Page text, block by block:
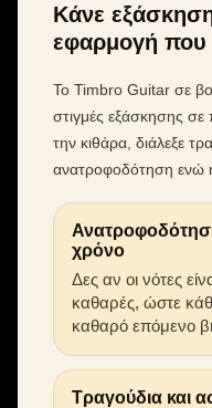
Κάνε
εφαρμογή που
Το Timbro Guitar σε
στιγμές εξάσκησης
την κιθάρα, διάλεξε
ανατροφοδότηση ενώ
χρόνο
Δες αν οι νότες
καθαρές, ώστε
καθαρό επόμενο
Τραγούδια και